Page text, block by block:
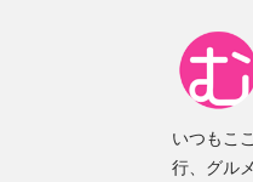
いつもこ
行、グル